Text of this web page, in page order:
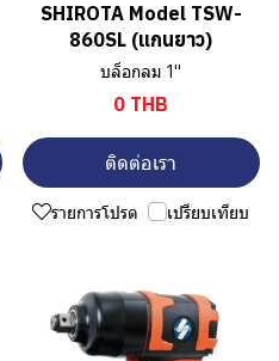
SHIROTA Model TSW-
860SL (แกนยาว)
บล็อกลม 1"
0 THB
ติดต่อเรา
รายการโปรด เปรียบเทียบ